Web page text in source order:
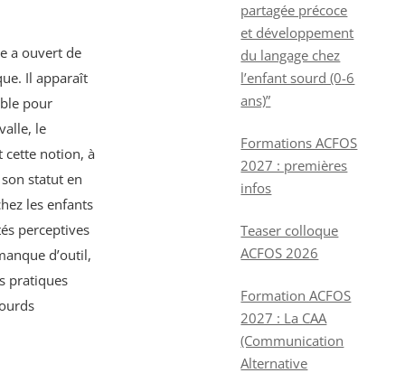
a ouvert de
Il apparaît
pour
le
cette notion, à
statut en
les enfants
perceptives
d’outil,
pratiques
partagée précoce
et développement
du langage chez
l’enfant sourd (0-6
ans)”
Formations ACFOS
2027 : premières
infos
Teaser colloque
ACFOS 2026
Formation ACFOS
2027 : La CAA
(Communication
Alternative